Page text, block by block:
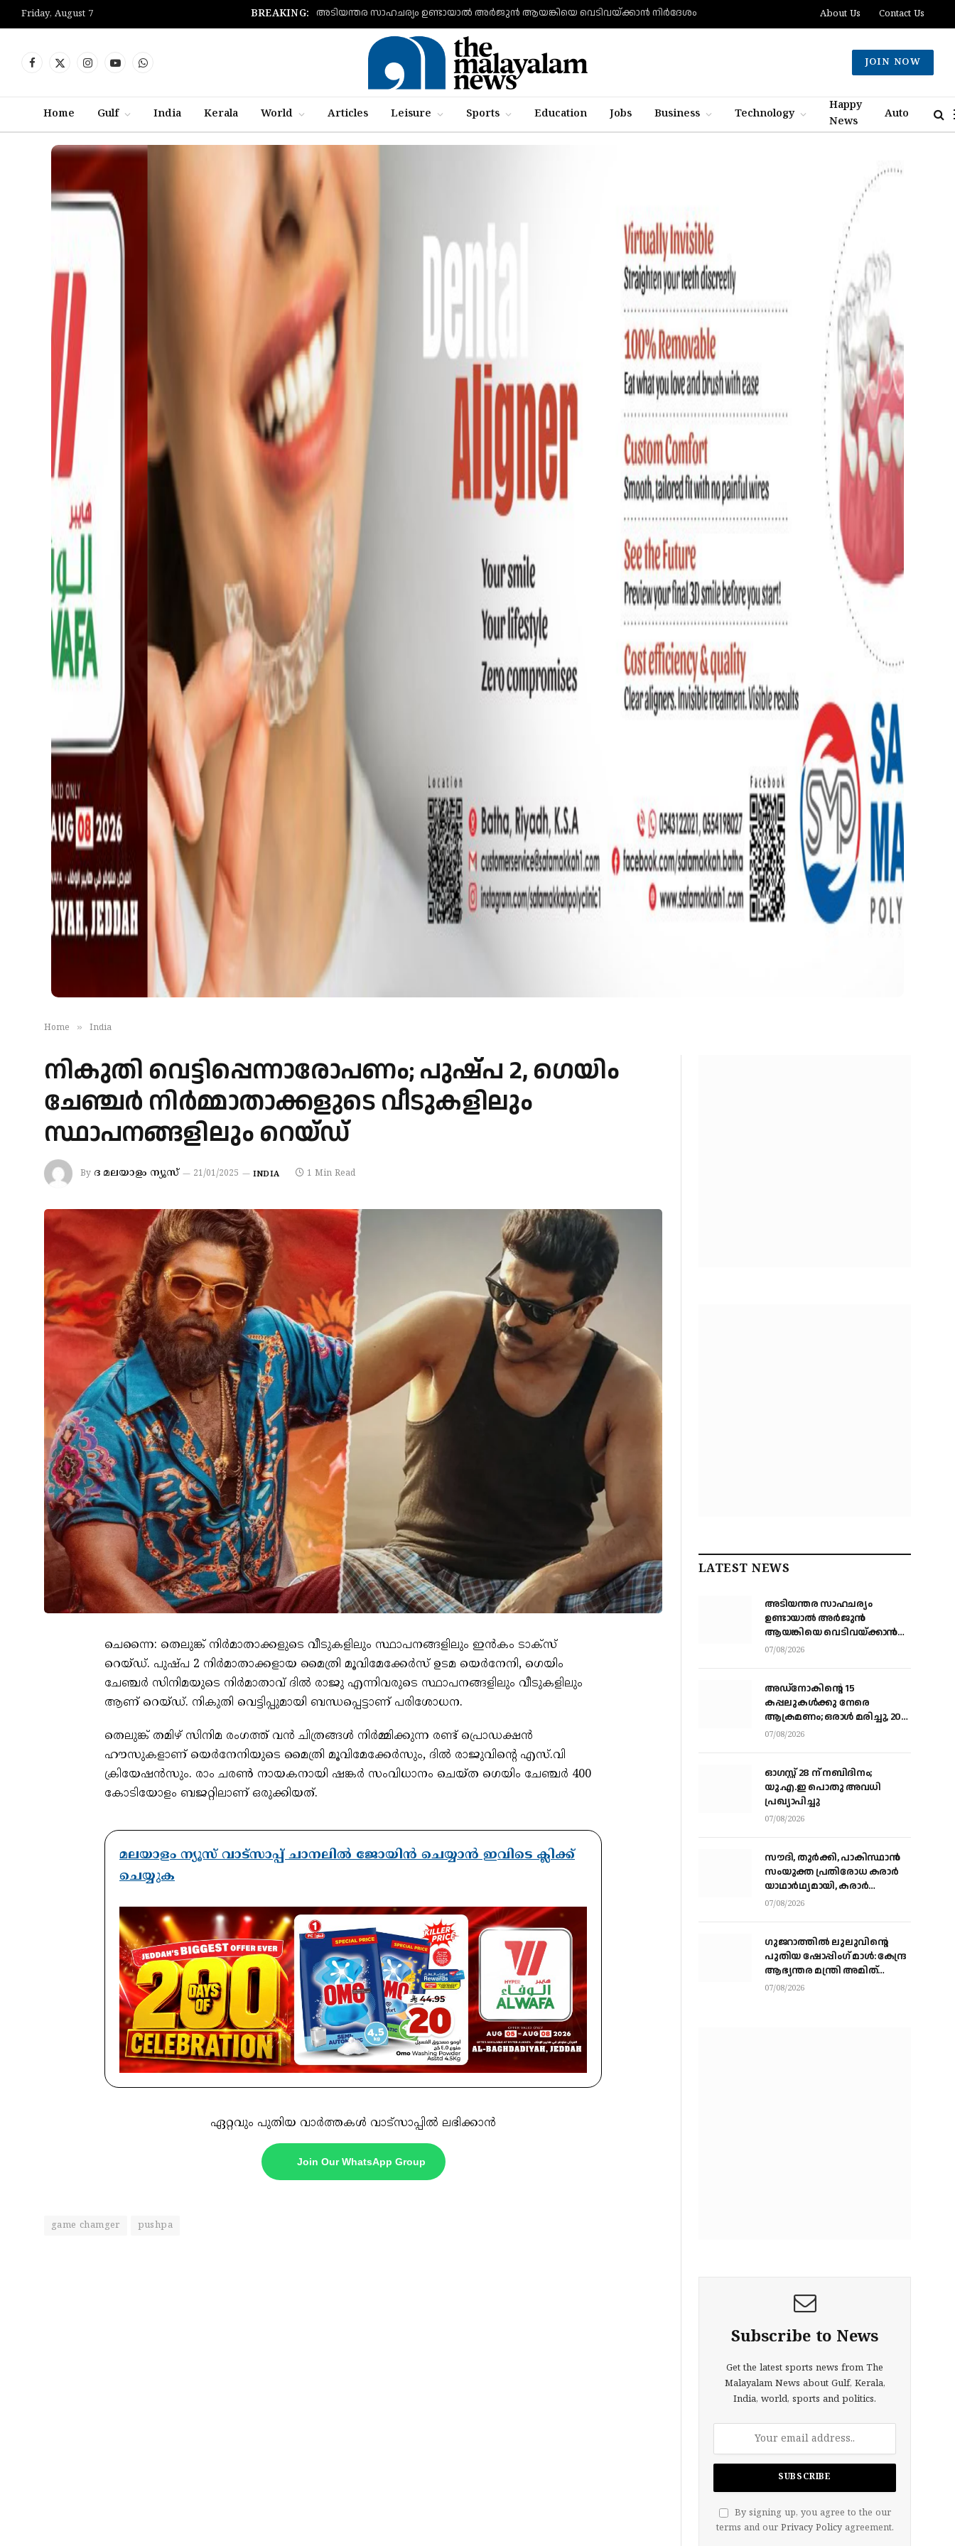
Friday, August 7 BREAKING: അടിയന്തര സാഹചര്യം ഉണ്ടായാല്‍ അര്‍ജുന്‍ ആയങ്കിയെ വെടിവയ്ക്കാന്‍ നിര്‍ദേശം About Us Contact Us
Facebook
X
InstagramYouTubeWhatsApp
JOIN NOW
Home Gulf India Kerala World Articles Leisure Sports Education Jobs Business Technology
Happy
News
Auto
Home » India
നികുതി വെട്ടിപ്പെന്നാരോപണം; പുഷ്പ 2, ഗെയിം
ചേഞ്ചര്‍ നിര്‍മ്മാതാക്കളുടെ വീടുകളിലും
സ്ഥാപനങ്ങളിലും റെയ്ഡ്
By ദ മലയാളം ന്യൂസ് 21/01/2025 INDIA 1 Min Read
ചെന്നൈ: തെലുങ്ക് നിര്‍മാതാക്കളുടെ വീടുകളിലും സ്ഥാപനങ്ങളിലും ഇന്‍കം ടാക്‌സ്
റെയ്ഡ്. പുഷ്പ 2 നിര്‍മാതാക്കളായ മൈത്രി മൂവിമേക്കേര്‍സ് ഉടമ യെര്‍നേനി, ഗെയിം
ചേഞ്ചര്‍ സിനിമയുടെ നിര്‍മാതാവ് ദില്‍ രാജു എന്നിവരുടെ സ്ഥാപനങ്ങളിലും വീടുകളിലും
ആണ് റെയ്ഡ്. നികുതി വെട്ടിപ്പുമായി ബന്ധപ്പെട്ടാണ് പരിശോധന.
തെലുങ്ക് തമിഴ് സിനിമ രംഗത്ത് വന്‍ ചിത്രങ്ങള്‍ നിര്‍മ്മിക്കുന്ന രണ്ട് പ്രൊഡക്ഷന്‍
ഹൗസുകളാണ് യെര്‍നേനിയുടെ മൈത്രി മൂവിമേക്കേര്‍സും, ദില്‍ രാജുവിന്റെ എസ്.വി
ക്രിയേഷന്‍സും. രാം ചരണ്‍ നായകനായി ഷങ്കര്‍ സംവിധാനം ചെയ്ത ഗെയിം ചേഞ്ചര്‍ 400
കോടിയോളം ബജറ്റിലാണ് ഒരുക്കിയത്.
മലയാളം ന്യൂസ് വാട്സാപ്പ് ചാനലിൽ ജോയിൻ ചെയ്യാൻ ഇവിടെ ക്ലിക്ക്
ചെയ്യുക
ഏറ്റവും പുതിയ വാർത്തകൾ വാട്സാപ്പിൽ ലഭിക്കാൻ
Join Our WhatsApp Group
game chamger pushpa
LATEST NEWS
അടിയന്തര സാഹചര്യം
ഉണ്ടായാല്‍ അര്‍ജുന്‍
ആയങ്കിയെ വെടിവയ്ക്കാന്‍
നിര്‍ദേശം
07/08/2026
അഡ്നോകിന്റെ 15
കപ്പലുകള്‍ക്കു നേരെ
ആക്രമണം; ഒരാള്‍ മരിച്ചു, 20
പേര്‍ക്ക് പരിക്ക്
07/08/2026
ഓഗസ്റ്റ് 28 ന് നബിദിനം;
യു.എ.ഇ പൊതു അവധി
പ്രഖ്യാപിച്ചു
07/08/2026
സൗദി, തുര്‍ക്കി, പാകിസ്ഥാന്‍
സംയുക്ത പ്രതിരോധ കരാര്‍
യാഥാര്‍ഥ്യമായി, കരാര്‍
ഒപ്പുവെച്ചത് വിശുദ്ധ ഹറമിന്റെ
07/08/2026
ഗുജറാത്തിൽ ലുലുവിന്റെ
പുതിയ ഷോപ്പിംഗ് മാൾ: കേന്ദ്ര
ആഭ്യന്തര മന്ത്രി അമിത്
ഷായുമായി കൂടിക്കാഴ്ച
07/08/2026
Subscribe to News
Get the latest sports news from The
Malayalam News about Gulf, Kerala,
India, world, sports and politics.
By signing up, you agree to the our
terms and our Privacy Policyagreement.